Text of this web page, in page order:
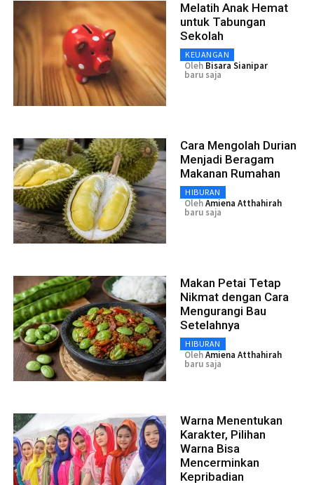
Melatih Anak Hemat
untuk Tabungan
Sekolah
KEUANGAN
Oleh Bisara Sianipar
baru saja
Cara Mengolah Durian
Menjadi Beragam
Makanan Rumahan
HIBURAN
OlehAmiena Atthahirah
baru saja
Makan Petai Tetap
Nikmat dengan Cara
Mengurangi Bau
Setelahnya
HIBURAN
OlehAmiena Atthahirah
baru saja
Warna Menentukan
Karakter, Pilihan
Warna Bisa
Mencerminkan
Kepribadian